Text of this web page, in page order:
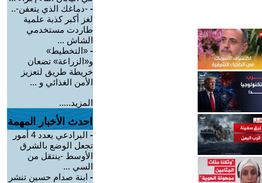
- -دماغك الذي يتعفن-..
لغز أكبر كذبة علمية
طاردت مستخدمي
الشاش ...
- «التخطيط»
و«الزراعة» تضعان
خريطة طريق لتعزيز
الأمن الغذائي و ...
المزيد.....
احدث الأخبار المهمة
-
البرادعي يعدد 4 أمور
تجعل الوضع بالشرق
الأوسط -ينتقل من
السي ...
- ابنة صدام حسين تنشر